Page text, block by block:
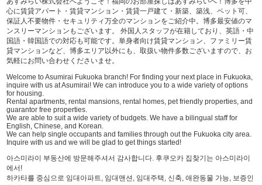
心に賃貸アパート・賃貸マンション・賃貸一戸建て・新築、築浅、ペット可、
保証人不要物件・セキュリティ万全のマンションをご紹介中。博多最安値のマ
ンスリーマンションもございます。 外国人スタッフが在籍しており、英語・中
国語・韓国語での対応も可能です。単身者向け賃貸マンション、ファミリー賃
貸マンションなど、博多エリア以外にも、取扱い物件多数ございますので、お
気軽にお問い合わせくださいませ。
Welcome to Asumirai Fukuoka branch! For finding your next place in Fukuoka,
inquire with us at Asumirai! We can introduce you to a wide variety of options
for housing.
Rental apartments, rental mansions, rental homes, pet friendly properties, and
guarantor free properties.
We are able to suit a wide variety of budgets. We have a bilingual staff for
English, Chinese, and Korean.
We can help single occupants and families through out the Fukuoka city area.
Inquire with us and we will be glad to get things started!
아스미라이 부동산에 방문해주셔서 감사합니다. 후쿠오카 집찾기는 아스미라이
에서!
하카타를 중심으로 임대아파트, 임대맨션, 임대주택, 신축, 애완동물 가능, 보증인